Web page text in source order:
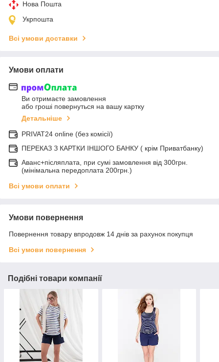
Нова Пошта
Укрпошта
Всі умови доставки
Умови оплати
Ви отримаєте замовлення
або гроші повернуться на вашу картку
Детальніше
PRIVAT24 online (без комісії)
ПЕРЕКАЗ З КАРТКИ ІНШОГО БАНКУ ( крім Приватбанку)
Аванс+післяплата, при сумі замовлення від 300грн.
(мінімальна передоплата 200грн.)
Всі умови оплати
Умови повернення
Повернення товару впродовж 14 днів за рахунок покупця
Всі умови повернення
Подібні товари компанії